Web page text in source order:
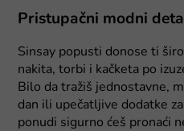
Pristupačni modni
Sinsay popusti donose ti
nakita, torbi i kačketa po
Bilo da tražiš jednostavne,
dan ili upečatljive dodatke
ponudi sigurno ćeš pronaći